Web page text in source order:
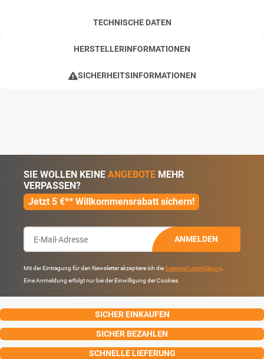
TECHNISCHE DATEN
HERSTELLERINFORMATIONEN
SICHERHEITSINFORMATIONEN
SIE WOLLEN KEINE ANGEBOTE MEHR
VERPASSEN?
Jetzt 5 €** Willkommensrabatt sichern!
ANMELDEN
Mit der Eintragung für den Newsletter akzeptiere ich die Datenschutzerklärung
Eine Anmeldung erfolgt nur bei der Einwilligung der Cookies.
SICHER EINKAUFEN
SICHER BEZAHLEN
SCHNELLE LIEFERUNG